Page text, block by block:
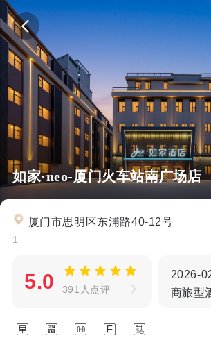
如家·neo-厦门火车站南广场店
厦门市思明区东浦路40-12号
1
5.0 391人点评
2026-
商旅型
    